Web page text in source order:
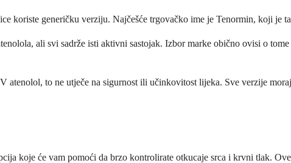
koriste generičku verziju. Najčešće trgovačko ime je Tenormin, koji je
ali svi sadrže isti aktivni sastojak. Izbor marke obično ovisi o
to ne utječe na sigurnost ili učinkovitost lijeka. Sve verzije
koje će vam pomoći da brzo kontrolirate otkucaje srca i krvni tlak.